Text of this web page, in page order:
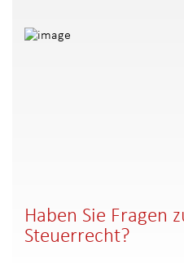
Haben Sie Fragen
Steuerrecht?